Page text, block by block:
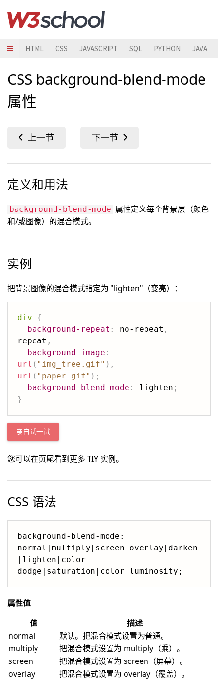
HTML CSS JAVASCRIPT SQL PYTHON JAVA
CSS background-blend-mode
属性
定义和用法
background-blend-mode 属性定义每个背景层（颜色
和/或图像）的混合模式。
实例
把背景图像的混合模式指定为 "lighten"（变亮）：
div
{
background-repeat : no-repeat ,
repeat ;
background-image :
url ( "img_tree.gif" ) ,
url ( "paper.gif" ) ;
background-blend-mode : lighten ;
}
亲自试一试
您可以在页尾看到更多 TIY 实例。
CSS 语法
background-blend-mode:
normal|multiply|screen|overlay|darken
|lighten|color-
dodge|saturation|color|luminosity;
属性值
值
描述
normal
默认。把混合模式设置为普通。
multiply
把混合模式设置为 multiply（乘）。
screen
把混合模式设置为 screen（屏幕）。
overlay
把混合模式设置为 overlay（覆盖）。